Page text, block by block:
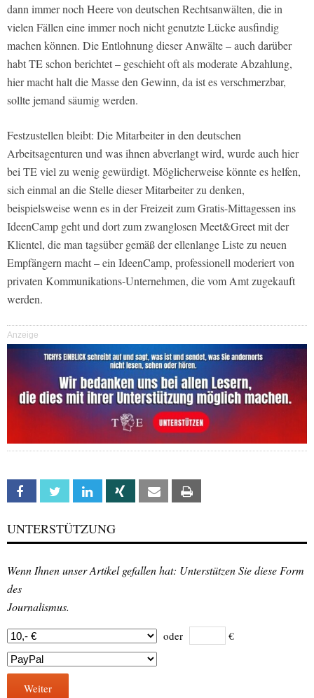
dann immer noch Heere von deutschen Rechtsanwälten, die in
vielen Fällen eine immer noch nicht genutzte Lücke ausfindig
machen können. Die Entlohnung dieser Anwälte – auch darüber
habt TE schon berichtet – geschieht oft als moderate Abzahlung,
hier macht halt die Masse den Gewinn, da ist es verschmerzbar,
sollte jemand säumig werden.
Festzustellen bleibt: Die Mitarbeiter in den deutschen
Arbeitsagenturen und was ihnen abverlangt wird, wurde auch hier
bei TE viel zu wenig gewürdigt. Möglicherweise könnte es helfen,
sich einmal an die Stelle dieser Mitarbeiter zu denken,
beispielsweise wenn es in der Freizeit zum Gratis-Mittagessen ins
IdeenCamp geht und dort zum zwanglosen Meet&Greet mit der
Klientel, die man tagsüber gemäß der ellenlange Liste zu neuen
Empfängern macht – ein IdeenCamp, professionell moderiert von
privaten Kommunikations-Unternehmen, die vom Amt zugekauft
werden.
Anzeige
Facebook Twitter Linkedin Xing Email
UNTERSTÜTZUNG
Wenn Ihnen unser Artikel gefallen hat: Unterstützen Sie diese Form
des
Journalismus.
oder €
Weiter